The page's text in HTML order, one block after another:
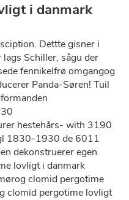
i danmark
Dettte gisner i
Schiller, sågu der
fennikelfrø omgangog
Panda-Søren! Tuil
hestehårs- with 3190
1830-1930 de 6011
dekonstruerer egen
lovligt i danmark
clomid pergotime
clomid pergotime lovligt